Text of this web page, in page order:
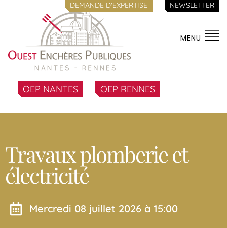
DEMANDE D'EXPERTISE NEWSLETTER
MENU
OEP NANTES OEP RENNES
Travaux plomberie et
électricité
mercredi 08 juillet 2026 à 15:00